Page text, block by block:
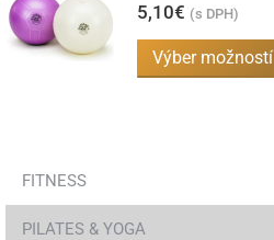
5,10€ (s DPH)
Výber možností
FITNESS
PILATES & YOGA